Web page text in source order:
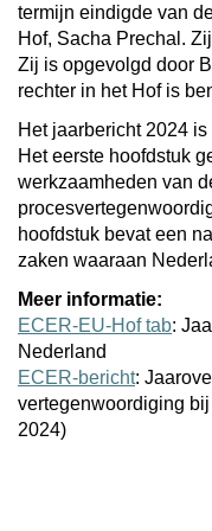
termijn eindigde van
Hof, Sacha Prechal.
Zij is opgevolgd door
rechter in het Hof is
Het jaarbericht 2024
Het eerste hoofdstuk
werkzaamheden van
hoofdstuk bevat een
zaken waaraan
Meer informatie:
ECER-EU-Hof tab:
Nederland
ECER-bericht:
vertegenwoordiging
2024)